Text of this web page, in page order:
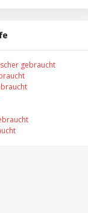
gebraucht